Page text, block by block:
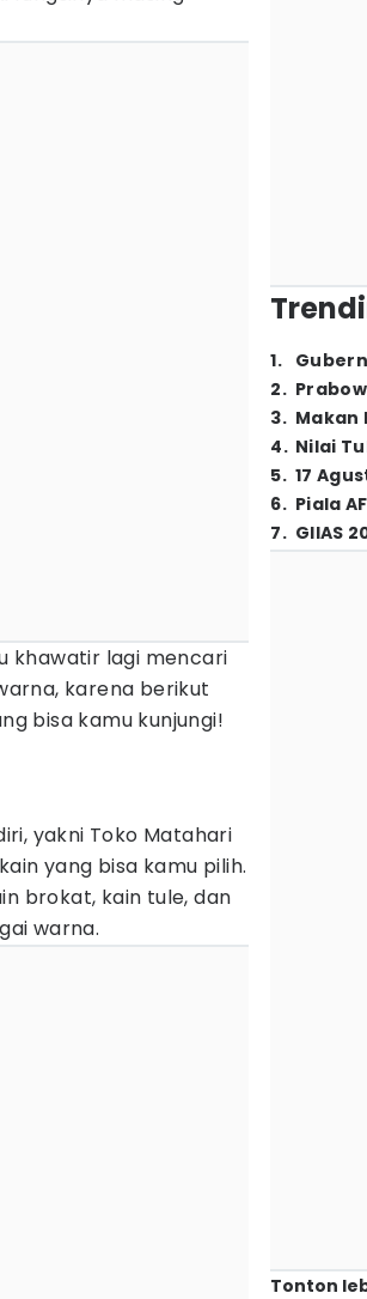
khawatir lagi mencari
karena berikut
bisa kamu kunjungi!
yakni Toko Matahari
yang bisa kamu pilih.
brokat, kain tule, dan
warna.
1.
2.
3. Makan
4. Nilai
5. 17
6. Piala
7. GIIAS
Tonton